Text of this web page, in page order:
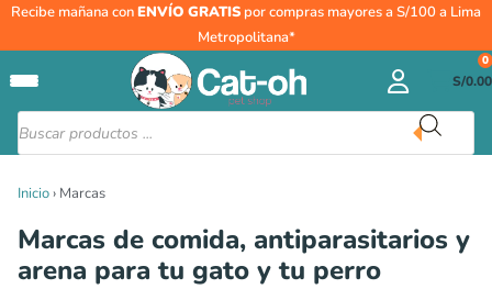
Recibe mañana conENVÍO GRATIS por compras mayores a S/100 a Lima
Metropolitana*
Búsqueda
de
productos
S/0.00
0
Inicio› Marcas
Marcas de comida, antiparasitarios y
arena para tu gato y tu perro